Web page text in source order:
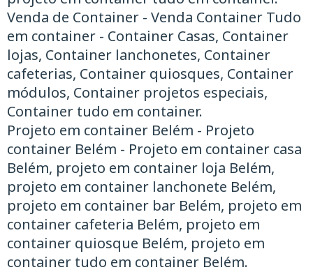
Venda de Container - Venda Container ​Tudo
em container - Container Casas, Container
lojas, Container lanchonetes, Container
cafeterias, Container quiosques, Container
módulos, Container projetos especiais,
Container tudo em container.
Projeto em container Belém - Projeto
container Belém - Projeto em container casa
Belém, projeto em container loja Belém,
projeto em container lanchonete Belém,
projeto em container bar Belém, projeto em
container cafeteria Belém, projeto em
container quiosque Belém, projeto em
container tudo em container Belém.